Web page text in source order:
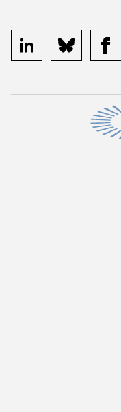
linkedin bluesky